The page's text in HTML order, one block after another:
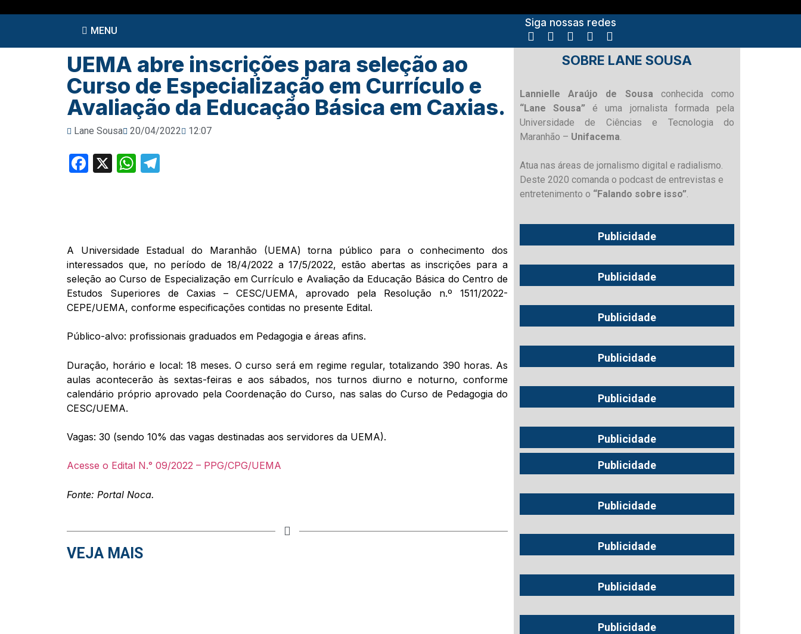
MENU
Siga nossas redes
UEMA abre inscrições para seleção ao
Curso de Especialização em Currículo e
Avaliação da Educação Básica em Caxias.
Lane Sousa 20/04/2022 12:07
Facebook
X WhatsApp
A Universidade Estadual do Maranhão (UEMA) torna público para o conhecimento dos
interessados que, no período de 18/4/2022 a 17/5/2022, estão abertas as inscrições para a
seleção ao Curso de Especialização em Currículo e Avaliação da Educação Básica do Centro de
Estudos Superiores de Caxias – CESC/UEMA, aprovado pela Resolução n.º 1511/2022-
CEPE/UEMA, conforme especificações contidas no presente Edital.
Público-alvo: profissionais graduados em Pedagogia e áreas afins.
Duração, horário e local: 18 meses. O curso será em regime regular, totalizando 390 horas. As
aulas acontecerão às sextas-feiras e aos sábados, nos turnos diurno e noturno, conforme
calendário próprio aprovado pela Coordenação do Curso, nas salas do Curso de Pedagogia do
CESC/UEMA.
Vagas: 30 (sendo 10% das vagas destinadas aos servidores da UEMA).
Acesse o Edital N.° 09/2022 – PPG/CPG/UEMA
Fonte: Portal Noca.
VEJA MAIS
SOBRE LANE SOUSA
Lannielle Araújo de Sousa conhecida como
“Lane Sousa” é uma jornalista formada pela
Universidade de Ciências e Tecnologia do
Maranhão – Unifacema.
Atua nas áreas de jornalismo digital e radialismo.
Deste 2020 comanda o podcast de entrevistas e
entretenimento o “Falando sobre isso”.
Publicidade
Publicidade
Publicidade
Publicidade
Publicidade
Publicidade
Publicidade
Publicidade
Publicidade
Publicidade
Publicidade